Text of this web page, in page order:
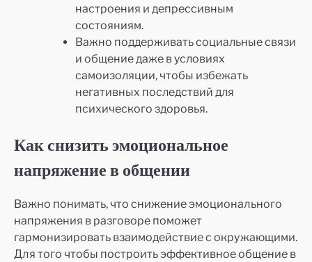
настроения и депрессивным
состояниям.
Важно поддерживать социальные связи
и общение даже в условиях
самоизоляции, чтобы избежать
негативных последствий для
психического здоровья.
Как снизить эмоциональное
напряжение в общении
Важно понимать, что снижение эмоционального
напряжения в разговоре поможет
гармонизировать взаимодействие с окружающими.
Для того чтобы построить эффективное общение в